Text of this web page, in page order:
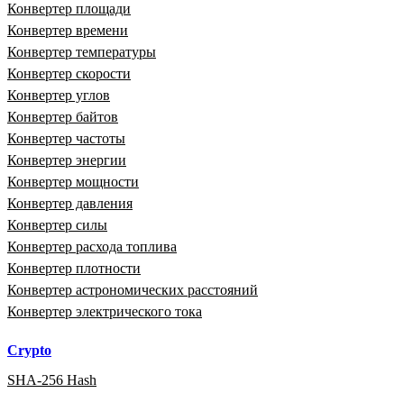
Конвертер площади
Конвертер времени
Конвертер температуры
Конвертер скорости
Конвертер углов
Конвертер байтов
Конвертер частоты
Конвертер энергии
Конвертер мощности
Конвертер давления
Конвертер силы
Конвертер расхода топлива
Конвертер плотности
Конвертер астрономических расстояний
Конвертер электрического тока
Crypto
SHA-256 Hash